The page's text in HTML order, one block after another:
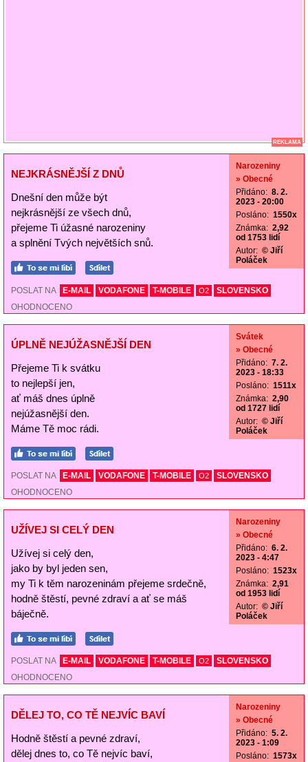
REKLAMA
NEJKRÁSNĚJŠÍ Z DNŮ
Dnešní den může být
nejkrásnější ze všech dnů,
přejeme Ti úžasné narozeniny
a splnění Tvých největších snů.
Narozeniny
» Obecné
Přidáno: 8. 2.
2023 - 20:00
Posláno: 1550x
Známka: 2,92
od 1753 lidí
Autor: © Jiří
Poláček
POSLAT NA E-MAIL VODAFONE T-MOBILE O2
SLOVENSKO
OHODNOCENO
ÚPLNĚ NEJÚŽASNĚJŠÍ DEN
Přejeme Ti k svátku
to nejlepší jen,
ať máš dnes úplně
nejúžasnější den.
Máme Tě moc rádi.
Svátek
» Obecné
Přidáno: 7. 2.
2023 - 18:33
Posláno: 1511x
Známka: 2,90
od 1727 lidí
Autor: © Jiří
Poláček
POSLAT NA E-MAIL VODAFONE T-MOBILE O2
SLOVENSKO
OHODNOCENO
UŽÍVEJ SI CELÝ DEN
Užívej si celý den,
jako by byl jeden sen,
my Ti k těm narozeninám přejeme srdečně,
hodně štěstí, pevné zdraví a ať se máš
báječně.
Narozeniny
» Obecné
Přidáno: 6. 2.
2023 - 4:47
Posláno: 1523x
Známka: 2,91
od 1953 lidí
Autor: © Jiří
Poláček
POSLAT NA E-MAIL VODAFONE T-MOBILE O2
SLOVENSKO
OHODNOCENO
DĚLEJ TO, CO TĚ NEJVÍC BAVÍ
Hodně štěstí a pevné zdraví,
dělej dnes to, co Tě nejvíc baví,
Narozeniny
» Obecné
Přidáno: 5. 2.
2023 - 1:09
Posláno: 1573x